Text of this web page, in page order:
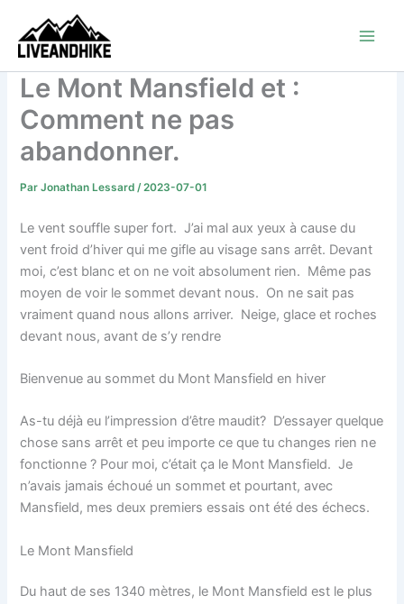
contenu
Le Mont Mansfield et :
Comment ne pas
abandonner.
ParJonathan Lessard/2023-07-01
Le vent souffle super fort. J’ai mal aux yeux à cause du
vent froid d’hiver qui me gifle au visage sans arrêt. Devant
moi, c’est blanc et on ne voit absolument rien. Même pas
moyen de voir le sommet devant nous. On ne sait pas
vraiment quand nous allons arriver. Neige, glace et roches
devant nous, avant de s’y rendre
Bienvenue au sommet du Mont Mansfield en hiver
As-tu déjà eu l’impression d’être maudit? D’essayer quelque
chose sans arrêt et peu importe ce que tu changes rien ne
fonctionne ? Pour moi, c’était ça le Mont Mansfield. Je
n’avais jamais échoué un sommet et pourtant, avec
Mansfield, mes deux premiers essais ont été des échecs.
Le Mont Mansfield
Du haut de ses 1340 mètres, le Mont Mansfield est le plus